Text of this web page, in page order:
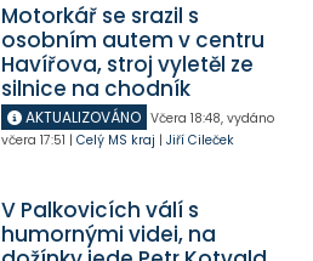
Motorkář se srazil s
osobním autem v centru
Havířova, stroj vyletěl ze
silnice na chodník
AKTUALIZOVÁNO Včera 18:48, vydáno
včera 17:51 | Celý MS kraj | Jiří Cileček
V Palkovicích válí s
humornými videi, na